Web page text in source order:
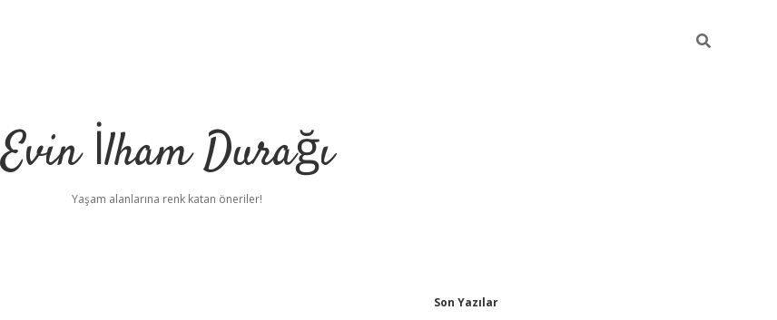
Evin İlham Durağı
Yaşam alanlarına renk katan öneriler!
Son Yazılar